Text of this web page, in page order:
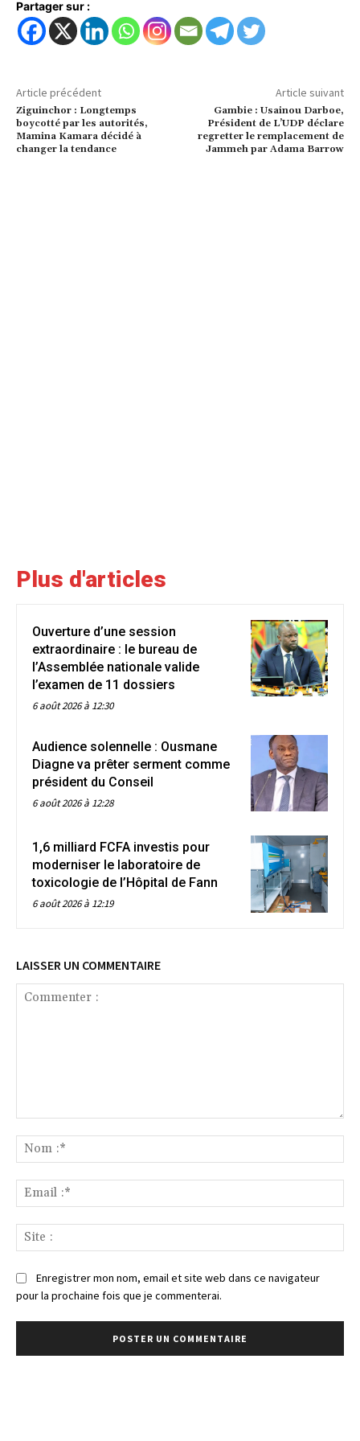
Partager sur :
Article précédent
Ziguinchor : Longtemps
boycotté par les autorités,
Mamina Kamara décidé à
changer la tendance
Article suivant
Gambie : Usainou Darboe,
Président de L’UDP déclare
regretter le remplacement de
Jammeh par Adama Barrow
Plus d'articles
Ouverture d’une session
extraordinaire : le bureau de
l’Assemblée nationale valide
l’examen de 11 dossiers
6 août 2026 à 12:30
Audience solennelle : Ousmane
Diagne va prêter serment comme
président du Conseil
6 août 2026 à 12:28
1,6 milliard FCFA investis pour
moderniser le laboratoire de
toxicologie de l’Hôpital de Fann
6 août 2026 à 12:19
LAISSER UN COMMENTAIRE
:*
:*
:
Enregistrer mon nom, email et site web dans ce navigateur
pour la prochaine fois que je commenterai.